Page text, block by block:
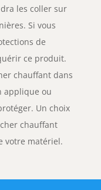
les coller sur
Si vous
de
ce produit.
chauffant dans
applique ou
Un choix
chauffant
votre matériel.